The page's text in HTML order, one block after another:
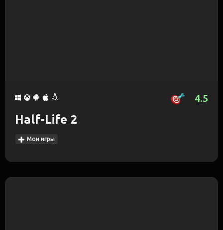
4.5
Half-Life 2
Мои игры